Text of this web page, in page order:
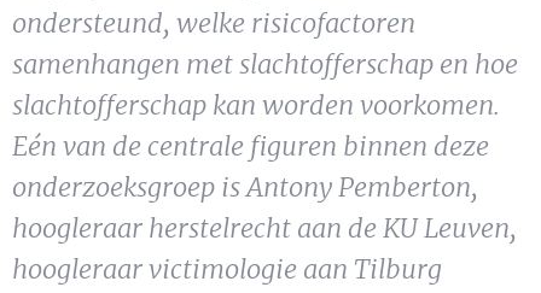
Cursus
BLOG
ondersteund, welke risicofactoren
samenhangen met slachtofferschap en hoe
slachtofferschap kan worden voorkomen.
Eén van de centrale figuren binnen deze
onderzoeksgroep is Antony Pemberton,
hoogleraar herstelrecht aan de KU Leuven,
hoogleraar victimologie aan Tilburg